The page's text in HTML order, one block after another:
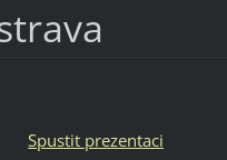
Spustit prezentaci